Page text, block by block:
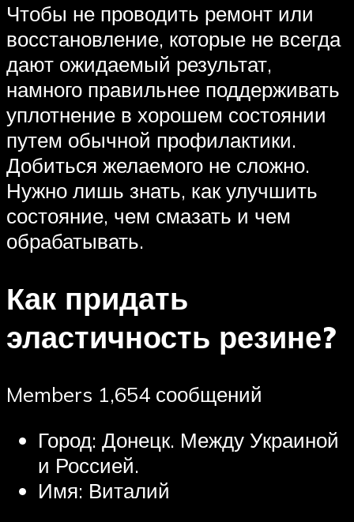
Чтобы не проводить ремонт или
восстановление, которые не всегда
дают ожидаемый результат,
намного правильнее поддерживать
уплотнение в хорошем состоянии
путем обычной профилактики.
Добиться желаемого не сложно.
Нужно лишь знать, как улучшить
состояние, чем смазать и чем
обрабатывать.
Как придать
эластичность резине?
Members 1,654 сообщений
Город: Донецк. Между Украиной
и Россией.
Имя: Виталий